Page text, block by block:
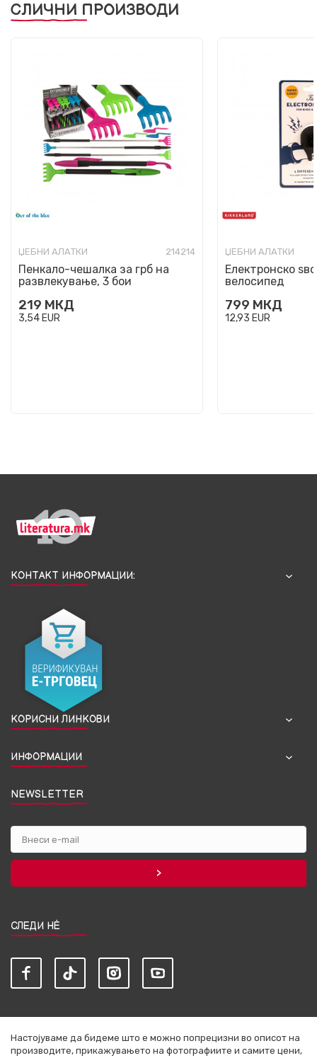
СЛИЧНИ ПРОИЗВОДИ
ЏЕБНИ АЛАТКИ 214214
Пенкало-чешалка за грб на
развлекување, 3 бои
219 МКД
3,54EUR
ЏЕБНИ АЛАТКИ
Електронско
велосипед
799 МКД
12,93 EUR
КОНТАКТ ИНФОРМАЦИИ:
КОРИСНИ ЛИНКОВИ
ИНФОРМАЦИИ
NEWSLETTER
СЛЕДИ НЀ
Настојуваме да бидеме што е можно попрецизни во описот на
производите, прикажувањето на фотографиите и самите цени,